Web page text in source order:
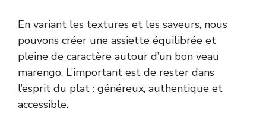
En variant les textures et les saveurs, nous
pouvons créer une assiette équilibrée et
pleine de caractère autour d’un bon veau
marengo. L’important est de rester dans
l’esprit du plat : généreux, authentique et
accessible.